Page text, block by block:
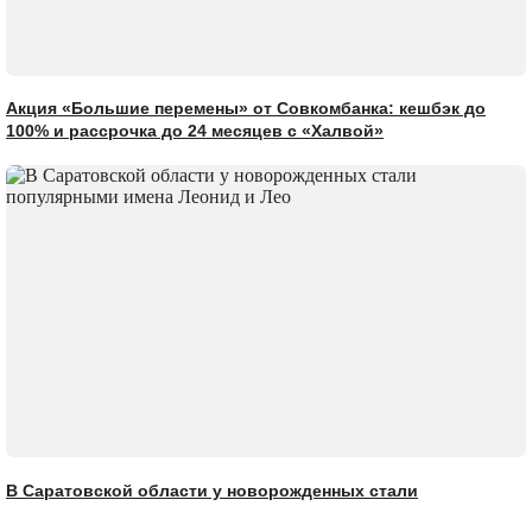
Акция «Большие перемены» от Совкомбанка: кешбэк до
100% и рассрочка до 24 месяцев с «Халвой»
В Саратовской области у новорожденных стали